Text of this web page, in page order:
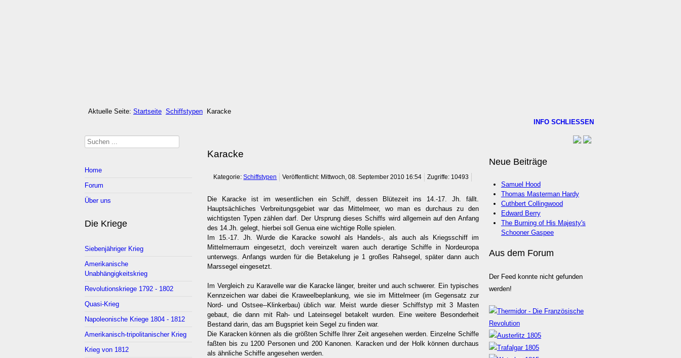
Aktuelle Seite: Startseite Schiffstypen Karacke
Suchen
Home
Forum
Über uns
Die Kriege
Siebenjähriger Krieg
Amerikanische
Unabhängigkeitskrieg
Revolutionskriege 1792 - 1802
Quasi-Krieg
Napoleonische Kriege 1804 - 1812
Amerikanisch-tripolitanischer Krieg
Krieg von 1812
Karacke
Kategorie:Schiffstypen Veröffentlicht: Mittwoch, 08. September 2010 16:54 Zugriffe: 10493
Die Karacke ist im wesentlichen ein Schiff, dessen Blütezeit ins 14.-17. Jh. fällt.
Hauptsächliches Verbreitungsgebiet war das Mittelmeer, wo man es durchaus zu den
wichtigsten Typen zählen darf. Der Ursprung dieses Schiffs wird allgemein auf den Anfang
des 14.Jh. gelegt, hierbei soll Genua eine wichtige Rolle spielen.
Im 15.-17. Jh. Wurde die Karacke sowohl als Handels-, als auch als Kriegsschiff im
Mittelmerraum eingesetzt, doch vereinzelt waren auch derartige Schiffe in Nordeuropa
unterwegs. Anfangs wurden für die Betakelung je 1 großes Rahsegel, später dann auch
Marssegel eingesetzt.
Im Vergleich zu Karavelle war die Karacke länger, breiter und auch schwerer. Ein typisches
Kennzeichen war dabei die Kraweelbeplankung, wie sie im Mittelmeer (im Gegensatz zur
Nord- und Ostsee--Klinkerbau) üblich war. Meist wurde dieser Schiffstyp mit 3 Masten
gebaut, die dann mit Rah- und Lateinsegel betakelt wurden. Eine weitere Besonderheit
Bestand darin, das am Bugspriet kein Segel zu finden war.
Die Karacken können als die größten Schiffe Ihrer Zeit angesehen werden. Einzelne Schiffe
faßten bis zu 1200 Personen und 200 Kanonen. Karacken und der Holk können durchaus
als ähnliche Schiffe angesehen werden.
INFO SCHLIESSEN
Neue Beiträge
Samuel Hood
Thomas Masterman Hardy
Cuthbert Collingwood
Edward Berry
The Burning of His Majesty's
Schooner Gaspee
Aus dem Forum
Der Feed konnte nicht gefunden
werden!